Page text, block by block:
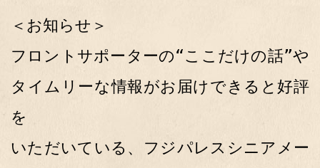
＜お知らせ＞
フロントサポーターの“ここだけの話”や
タイムリーな情報がお届けできると好評
を
いただいている、フジパレスシニアメー